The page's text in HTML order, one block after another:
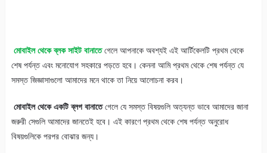
মোবাইল থেকে ব্লক সাইট বানাতেগেলে আপনাকে অবশ্যই এই আর্টিকেলটি প্রথম থেকে
শেষ পর্যন্ত এবং মনোযোগ সহকারে পড়তে হবে। কেননা আমি প্রথম থেকে শেষ পর্যন্ত যে
সমস্ত জিজ্ঞাসাগুলো আমাদের মনে থাকে তা নিয়ে আলোচনা করব।
মোবাইল থেকে একটি ব্লগ বানাতেগেলে যে সমস্ত বিষয়গুলি অত্যন্ত ভাবে আমাদের জানা
জরুরী সেগুলি আমাদের জানতেই হবে। এই কারণে প্রথম থেকে শেষ পর্যন্ত অনুরোধ
বিষয়গুলিকে পরপর বোঝার জন্য।